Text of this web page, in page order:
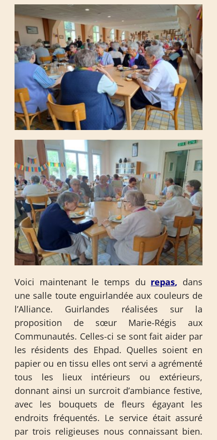
Voici maintenant le temps du repas, dans
une salle toute enguirlandée aux couleurs de
l’Alliance. Guirlandes réalisées sur la
proposition de sœur Marie-Régis aux
Communautés. Celles-ci se sont fait aider par
les résidents des Ehpad. Quelles soient en
papier ou en tissu elles ont servi a agrémenté
tous les lieux intérieurs ou extérieurs,
donnant ainsi un surcroit d’ambiance festive,
avec les bouquets de fleurs égayant les
endroits fréquentés. Le service était assuré
par trois religieuses nous connaissant bien.